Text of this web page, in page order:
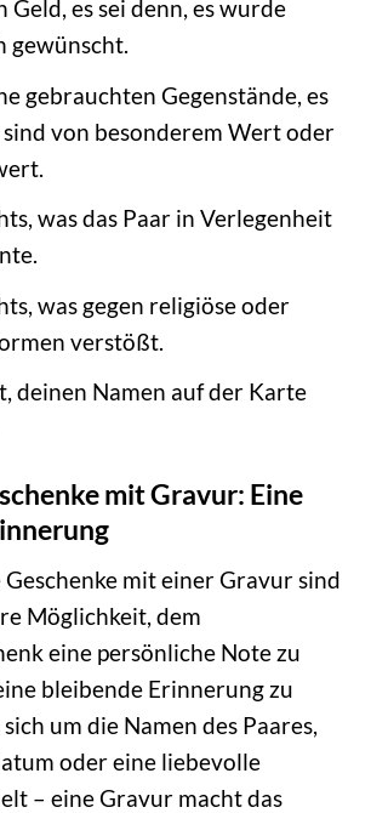
Geld, es sei denn, es wurde
gewünscht.
gebrauchten Gegenstände, es
sind von besonderem Wert oder
was das Paar in Verlegenheit
was gegen religiöse oder
verstößt.
deinen Namen auf der Karte
mit Gravur: Eine
mit einer Gravur sind
Möglichkeit, dem
eine persönliche Note zu
bleibende Erinnerung zu
um die Namen des Paares,
oder eine liebevolle
– eine Gravur macht das